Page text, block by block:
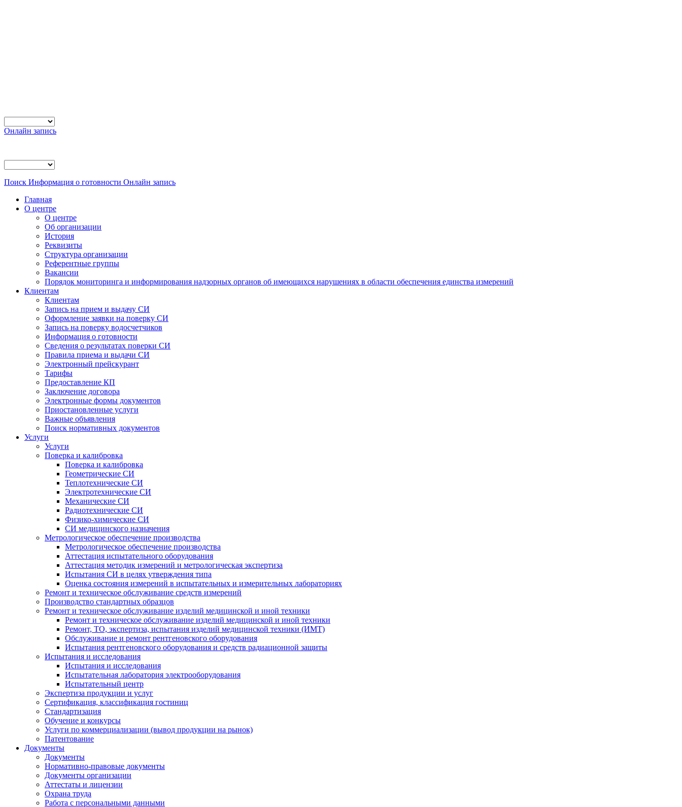
Онлайн запись
Поиск Информация о готовности Онлайн запись
Главная
О центре
О центре
Об организации
История
Реквизиты
Структура организации
Референтные группы
Вакансии
Порядок мониторинга и информирования надзорных органов об имеющихся нарушениях в области обеспечения единства измерений
Клиентам
Клиентам
Запись на прием и выдачу СИ
Оформление заявки на поверку СИ
Запись на поверку водосчетчиков
Информация о готовности
Сведения о результатах поверки СИ
Правила приема и выдачи СИ
Электронный прейскурант
Тарифы
Предоставление КП
Заключение договора
Электронные формы документов
Приостановленные услуги
Важные объявления
Поиск нормативных документов
Услуги
Услуги
Поверка и калибровка
Поверка и калибровка
Геометрические СИ
Теплотехнические СИ
Электротехнические СИ
Механические СИ
Радиотехнические СИ
Физико-химические СИ
СИ медицинского назначения
Метрологическое обеспечение производства
Метрологическое обеспечение производства
Аттестация испытательного оборудования
Аттестация методик измерений и метрологическая экспертиза
Испытания СИ в целях утверждения типа
Оценка состояния измерений в испытательных и измерительных лабораториях
Ремонт и техническое обслуживание средств измерений
Производство стандартных образцов
Ремонт и техническое обслуживание изделий медицинской и иной техники
Ремонт и техническое обслуживание изделий медицинской и иной техники
Ремонт, ТО, экспертиза, испытания изделий медицинской техники (ИМТ)
Обслуживание и ремонт рентгеновского оборудования
Испытания рентгеновского оборудования и средств радиационной защиты
Испытания и исследования
Испытания и исследования
Испытательная лаборатория электрооборудования
Испытательный центр
Экспертиза продукции и услуг
Сертификация, классификация гостиниц
Стандартизация
Обучение и конкурсы
Услуги по коммерциализации (вывод продукции на рынок)
Патентование
Документы
Документы
Нормативно-правовые документы
Документы организации
Аттестаты и лицензии
Охрана труда
Работа с персональными данными